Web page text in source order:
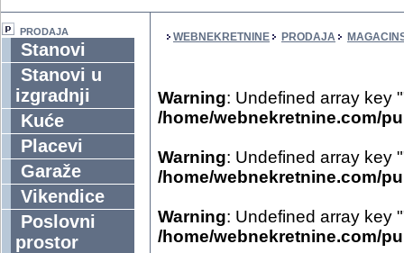
PRODAJA
Stanovi
Stanovi u
izgradnji
Kuće
Placevi
Garaže
Vikendice
Poslovni
prostor
WEBNEKRETNINE PRODAJA
Warning: Undefined array key
/home/webnekretnine.com/
Warning: Undefined array key
/home/webnekretnine.com/
Warning: Undefined array key
/home/webnekretnine.com/